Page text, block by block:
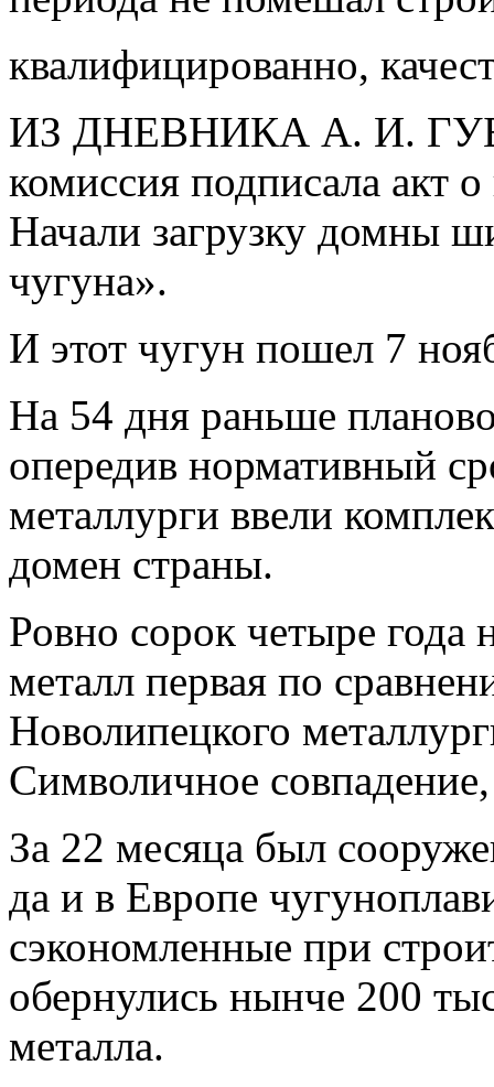
квалифицированно,
ИЗ ДНЕВНИКА А. И.
комиссия подписала акт
Начали загрузку домны
чугуна».
И этот чугун пошел 7
На 54 дня раньше
опередив нормативный
металлурги ввели
домен страны.
Ровно сорок четыре года
металл первая по
Новолипецкого
Символичное
За 22 месяца был
да и в Европе
сэкономленные при
обернулись нынче 200
металла.